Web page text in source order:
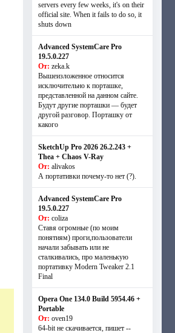
servers every few weeks, it's on their
official site. When it fails to do so, it
shuts down
Advanced SystemCare Pro
19.5.0.227
От: zeka.k
Вышеизложенное относится
исключительно к порташке,
представленной на данном сайте.
Будут другие порташки — будет
другой разговор. Порташку от
какого
SketchUp Pro 2026 26.2.243 +
Thea + Chaos V-Ray
От: alivakos
А портативки почему-то нет (?).
Advanced SystemCare Pro
19.5.0.227
От: coliza
Ставя огромные (по моим
понятиям) проги,пользователи
начали забывать или не
сталкивались, про маленькую
портативку Modern Tweaker 2.1
Final
Opera One 134.0 Build 5954.46 +
Portable
От: oven19
64-bit не скачивается, пишет --